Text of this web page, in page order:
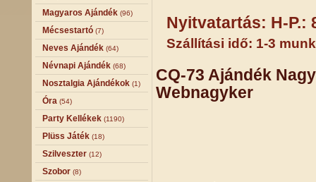
Magyaros Ajándék (96)
Mécsestartó (7)
Neves Ajándék (64)
Névnapi Ajándék (68)
Nosztalgia Ajándékok (1)
Óra (54)
Party Kellékek (1190)
Plüss Játék (18)
Szilveszter (12)
Szobor (8)
Nyitvatartás: H-P.:
Szállítási idő: 1-3
CQ-73 Ajándék
Webnagyker